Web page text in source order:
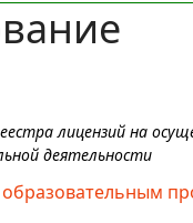
лицензий на
деятельности